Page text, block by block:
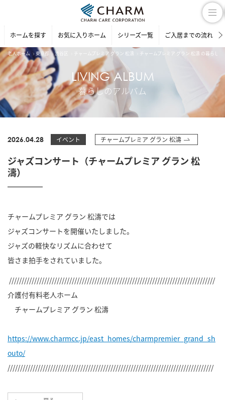
ホームを探す お気に入りホーム シリーズ一覧 ご入居までの流れ
老人ホーム 東京都 渋谷区 チャームプレミア グラン 松濤 チャームプレミア グラン 松濤 の暮らし
LIVING ALBUM
暮らしのアルバム
2026.04.28 イベント チャームプレミア グラン 松濤
ジャズコンサート（チャームプレミア グラン 松
濤）
チャームプレミア グラン 松濤では
ジャズコンサートを開催いたしました。
ジャズの軽快なリズムに合わせて
皆さま拍手をされていました。
//////////////////////////////////////////////////////////////////////////////////
介護付有料老人ホーム
チャームプレミア グラン 松濤
https://www.charmcc.jp/east_homes/charmpremier_grand_sh
outo/
//////////////////////////////////////////////////////////////////////////////////